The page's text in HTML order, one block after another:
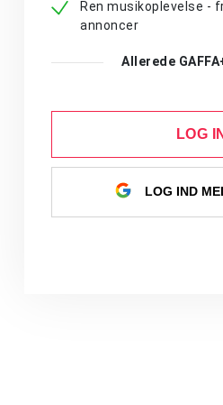
Ren musikoplevelse -
annoncer
Allerede
LOG IN
LOG IND